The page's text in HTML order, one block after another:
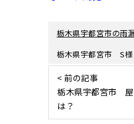
栃木県宇都宮市の雨
栃木県宇都宮市 S様
< 前の記事
栃木県宇都宮市
は？